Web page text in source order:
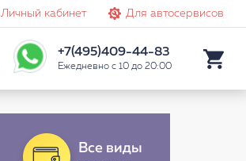
Личный кабинет Для автосервисов
+7(495)409-44-83
Ежедневно с 10 до 20:00